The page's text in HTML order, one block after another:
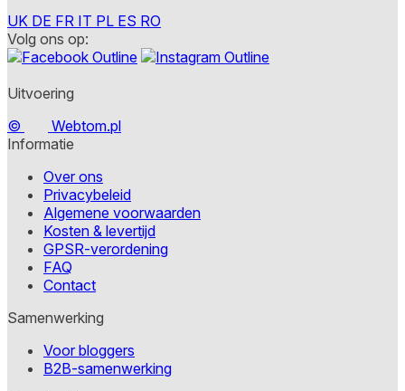
UK DE FR IT PL ES RO
Volg ons op:
Uitvoering
©
Webtom.pl
Informatie
Over ons
Privacybeleid
Algemene voorwaarden
Kosten & levertijd
GPSR-verordening
FAQ
Contact
Samenwerking
Voor bloggers
B2B-samenwerking